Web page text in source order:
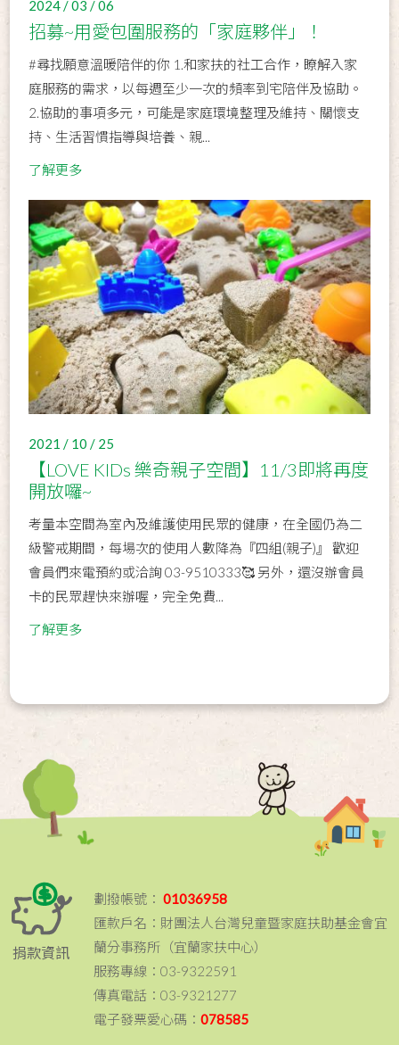
2024 / 03 / 06
招募~用愛包圍服務的「家庭夥伴」！
#尋找願意溫暖陪伴的你 1.和家扶的社工合作，瞭解入家
庭服務的需求，以每週至少一次的頻率到宅陪伴及協助。
2.協助的事項多元，可能是家庭環境整理及維持、關懷支
持、生活習慣指導與培養、親...
了解更多
2021 / 10 / 25
【LOVE KIDs 樂奇親子空間】11/3即將再度
開放囉~
考量本空間為室內及維護使用民眾的健康，在全國仍為二
級警戒期間，每場次的使用人數降為『四組(親子)』 歡迎
會員們來電預約或洽詢 03-9510333🥰 另外，還沒辦會員
卡的民眾趕快來辦喔，完全免費...
了解更多
捐款資訊
劃撥帳號： 01036958
匯款戶名：財團法人台灣兒童暨家庭扶助基金會宜
蘭分事務所（宜蘭家扶中心）
服務專線：03-9322591
傳真電話：03-9321277
電子發票愛心碼：078585